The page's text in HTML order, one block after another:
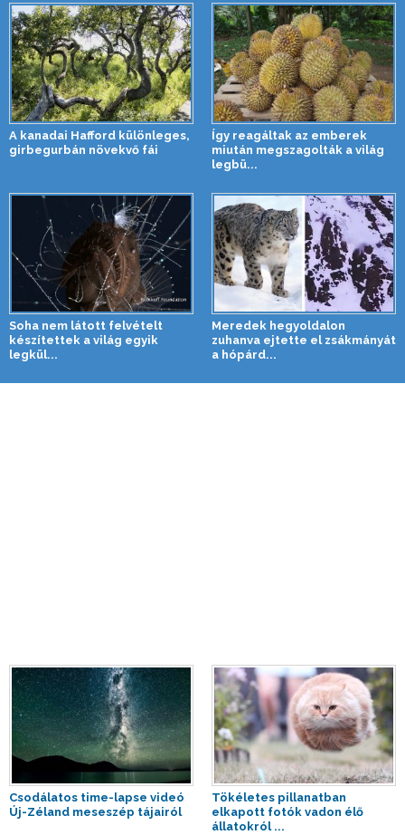
A kanadai Hafford különleges,
girbegurbán növekvő fái
Így reagáltak az emberek
miután megszagolták a világ
legbü...
Soha nem látott felvételt
készítettek a világ egyik
legkül...
Meredek hegyoldalon
zuhanva ejtette el zsákmányát
a hópárd...
Csodálatos time-lapse videó
Új-Zéland meseszép tájairól
Tökéletes pillanatban
elkapott fotók vadon élő
állatokról ...